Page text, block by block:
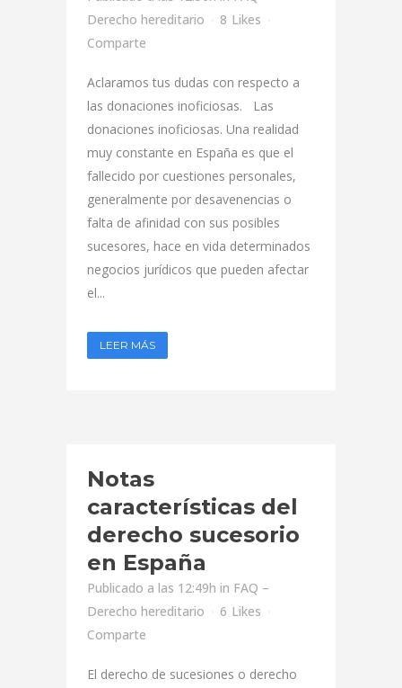
Derecho hereditario
8 Likes
Comparte
Aclaramos tus dudas con respecto a
las donaciones inoficiosas. Las
donaciones inoficiosas. Una realidad
muy constante en España es que el
fallecido por cuestiones personales,
generalmente por desavenencias o
falta de afinidad con sus posibles
sucesores, hace en vida determinados
negocios jurídicos que pueden afectar
el...
LEER MÁS
Notas
características del
derecho sucesorio
en España
Publicado a las 12:49h in FAQ –
Derecho hereditario
6 Likes
Comparte
El derecho de sucesiones o derecho